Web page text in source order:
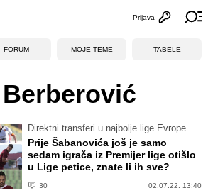
Otvori
Prijava
FORUM MOJE TEME TABELE
Direktni transferi u najbolje lige Evrope
Prije Šabanovića još je samo
sedam igrača iz Premijer lige otišlo
u Lige petice, znate li ih sve?
30 02.07.22. 13:40